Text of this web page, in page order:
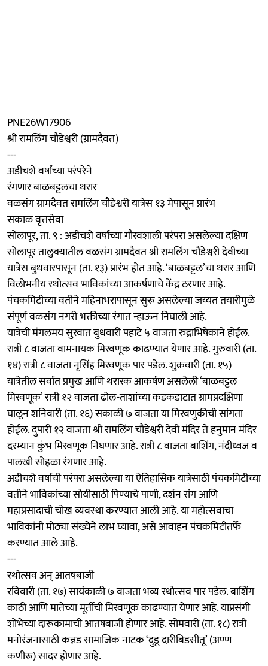
PNE26W17906
श्री रामलिंग चौडेश्वरी (ग्रामदैवत)
---
अडीचशे वर्षांच्या परंपरेने
रंगणार बाळबट्टलचा थरार
वळसंग ग्रामदैवत रामलिंग चौडेश्वरी यात्रेस १३ मेपासून प्रारंभ
सकाळ वृत्तसेवा
सोलापूर, ता. ९ : अडीचशे वर्षांच्या गौरवशाली परंपरा असलेल्या दक्षिण
सोलापूर तालुक्यातील वळसंग ग्रामदैवत श्री रामलिंग चौडेश्वरी देवीच्या
यात्रेस बुधवारपासून (ता. १३) प्रारंभ होत आहे. ‘बाळबट्टल’चा थरार आणि
विलोभनीय रथोत्सव भाविकांच्या आकर्षणाचे केंद्र ठरणार आहे.
पंचकमिटीच्या वतीने महिनाभरापासून सुरू असलेल्या जय्यत तयारीमुळे
संपूर्ण वळसंग नगरी भक्तीच्या रंगात न्हाऊन निघाली आहे.
यात्रेची मंगलमय सुरवात बुधवारी पहाटे ५ वाजता रुद्राभिषेकाने होईल.
रात्री ८ वाजता वामनायक मिरवणूक काढण्यात येणार आहे. गुरुवारी (ता.
१४) रात्री ८ वाजता नृसिंह मिरवणूक पार पडेल. शुक्रवारी (ता. १५)
यात्रेतील सर्वात प्रमुख आणि थरारक आकर्षण असलेली ‘बाळबट्टल
मिरवणूक’ रात्री १२ वाजता ढोल-ताशांच्या कडकडाटात ग्रामप्रदक्षिणा
घालून शनिवारी (ता. १६) सकाळी ७ वाजता या मिरवणुकीची सांगता
होईल. दुपारी १२ वाजता श्री रामलिंग चौडेश्वरी देवी मंदिर ते हनुमान मंदिर
दरम्यान कुंभ मिरवणूक निघणार आहे. रात्री ८ वाजता बाशिंग, नंदीध्वज व
पालखी सोहळा रंगणार आहे.
अडीचशे वर्षांची परंपरा असलेल्या या ऐतिहासिक यात्रेसाठी पंचकमिटीच्या
वतीने भाविकांच्या सोयीसाठी पिण्याचे पाणी, दर्शन रांग आणि
महाप्रसादाची चोख व्यवस्था करण्यात आली आहे. या महोत्सवाचा
भाविकांनी मोठ्या संख्येने लाभ घ्यावा, असे आवाहन पंचकमिटीतर्फे
करण्यात आले आहे.
---
रथोत्सव अन् आतषबाजी
रविवारी (ता. १७) सायंकाळी ७ वाजता भव्य रथोत्सव पार पडेल. बाशिंग
काठी आणि मातेच्या मूर्तीची मिरवणूक काढण्यात येणार आहे. याप्रसंगी
शोभेच्या दारूकामाची आतषबाजी होणार आहे. सोमवारी (ता. १८) रात्री
मनोरंजनासाठी कन्नड सामाजिक नाटक ‘दुडू दारीबिडसीतू’ (अण्ण
कणीरू) सादर होणार आहे.